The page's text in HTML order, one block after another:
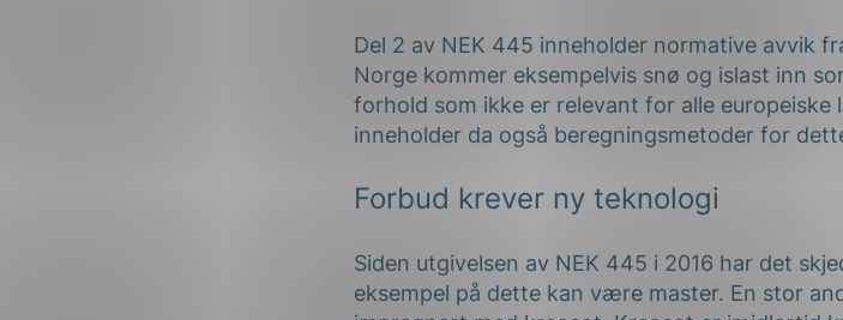
Del 2 av NEK 445 inneholder normative avvik
Norge kommer eksempelvis snø og islast inn
forhold som ikke er relevant for alle europeiske
inneholder da også beregningsmetoder for
Forbud krever ny teknologi
Siden utgivelsen av NEK 445 i 2016 har det
eksempel på dette kan være master. En stor